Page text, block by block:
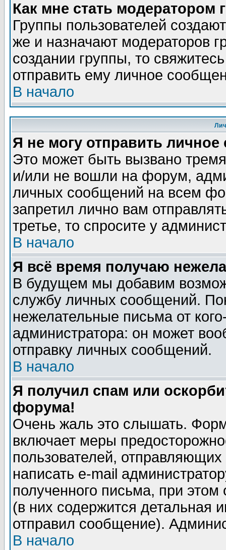
Как мне стать модератором
Группы пользователей
же и назначают модераторов
создании группы, то
отправить ему личное
В начало
Я не могу отправить
Это может быть вызвано
и/или не вошли на форум,
личных сообщений на всем
запретил лично вам
третье, то спросите у
В начало
Я всё время получаю
В будущем мы добавим
службу личных сообщений.
нежелательные письма от
администратора: он может
отправку личных сообщений.
В начало
Я получил спам или
форума!
Очень жаль это слышать.
включает меры
пользователей,
написать e-mail
полученного письма, при этом
(в них содержится детальная
отправил сообщение).
В начало